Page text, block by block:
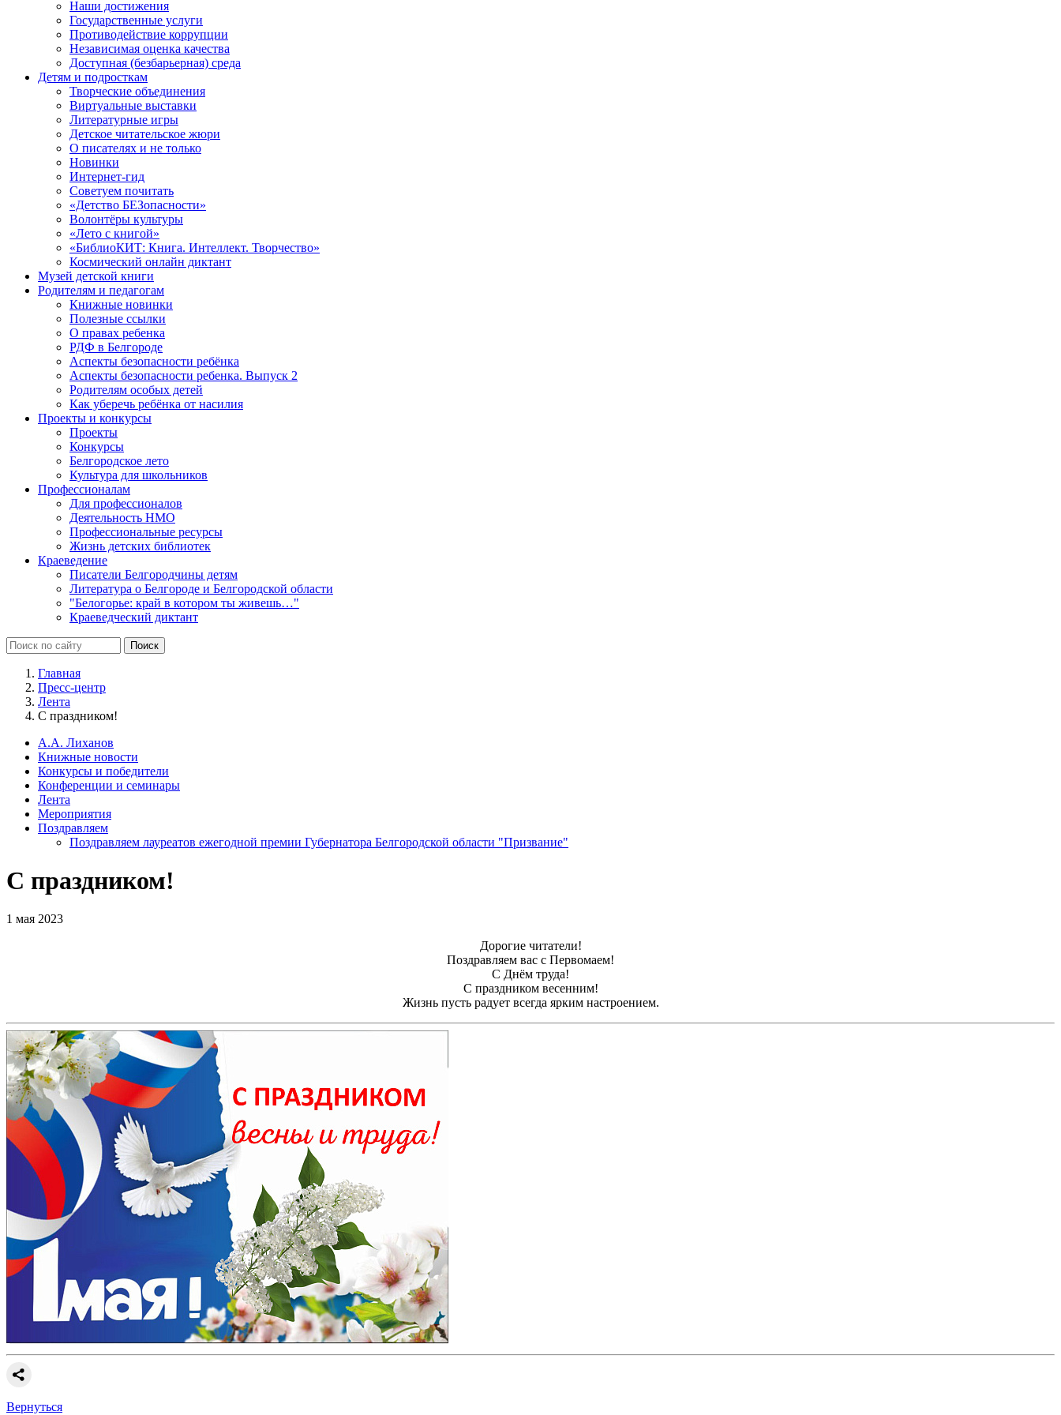
Наши достижения
Государственные услуги
Противодействие коррупции
Независимая оценка качества
Доступная (безбарьерная) среда
Детям и подросткам
Творческие объединения
Виртуальные выставки
Литературные игры
Детское читательское жюри
О писателях и не только
Новинки
Интернет-гид
Советуем почитать
«Детство БЕЗопасности»
Волонтёры культуры
«Лето с книгой»
«БиблиоКИТ: Книга. Интеллект. Творчество»
Космический онлайн диктант
Музей детской книги
Родителям и педагогам
Книжные новинки
Полезные ссылки
О правах ребенка
РДФ в Белгороде
Аспекты безопасности ребёнка
Аспекты безопасности ребенка. Выпуск 2
Родителям особых детей
Как уберечь ребёнка от насилия
Проекты и конкурсы
Проекты
Конкурсы
Белгородское лето
Культура для школьников
Профессионалам
Для профессионалов
Деятельность НМО
Профессиональные ресурсы
Жизнь детских библиотек
Краеведение
Писатели Белгородчины детям
Литература о Белгороде и Белгородской области
"Белогорье: край в котором ты живешь…"
Краеведческий диктант
Главная
Пресс-центр
Лента
С праздником!
А.А. Лиханов
Книжные новости
Конкурсы и победители
Конференции и семинары
Лента
Мероприятия
Поздравляем
Поздравляем лауреатов ежегодной премии Губернатора Белгородской области "Призвание"
С праздником!
1 мая 2023
Дорогие читатели!
Поздравляем вас с Первомаем!
С Днём труда!
С праздником весенним!
Жизнь пусть радует всегда ярким настроением.
Вернуться